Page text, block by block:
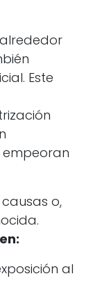
alrededor
Este
empeoran
causas o,
al